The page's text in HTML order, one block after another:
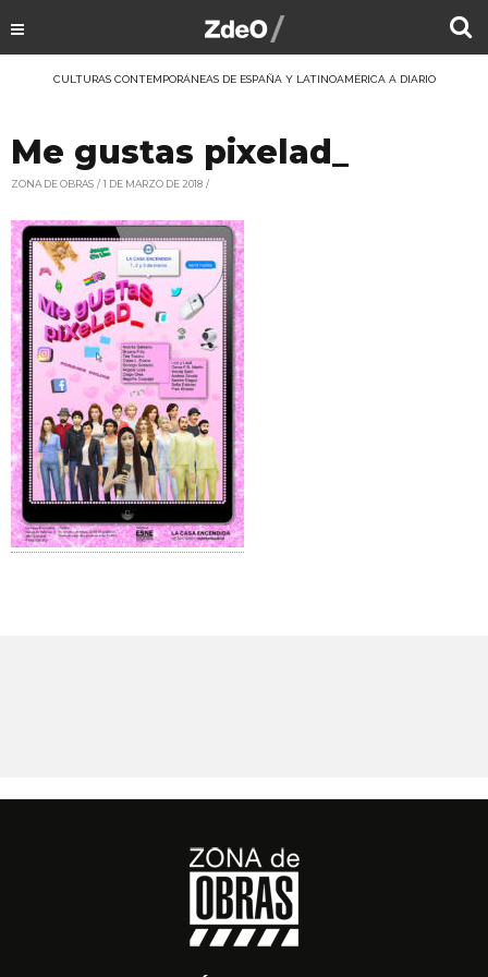
CULTURAS CONTEMPORÁNEAS DE ESPAÑA Y LATINOAMÉRICA A DIARIO
Me gustas pixelad_
ZONA DE OBRAS 1 DE MARZO DE 2018